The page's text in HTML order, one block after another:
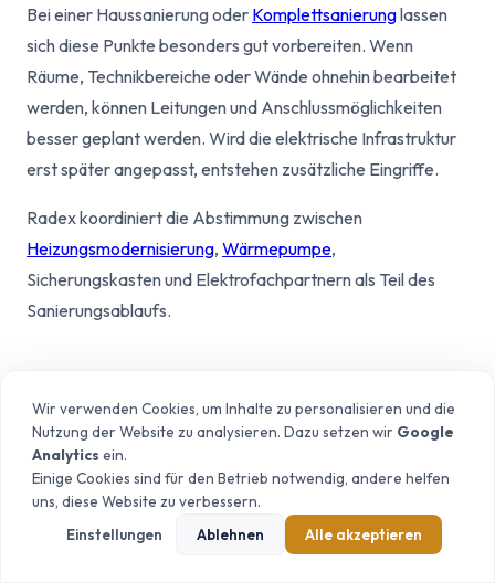
Bei einer Haussanierung oder Komplettsanierunglassen
sich diese Punkte besonders gut vorbereiten. Wenn
Räume, Technikbereiche oder Wände ohnehin bearbeitet
werden, können Leitungen und Anschlussmöglichkeiten
besser geplant werden. Wird die elektrische Infrastruktur
erst später angepasst, entstehen zusätzliche Eingriffe.
Radex koordiniert die Abstimmung zwischen
Heizungsmodernisierung, Wärmepumpe,
Sicherungskasten und Elektrofachpartnern als Teil des
Sanierungsablaufs.
Sicherungskasten und Wallbox-
Wir verwenden Cookies, um Inhalte zu personalisieren und die
Nutzung der Website zu analysieren. Dazu setzen wir Google
Analytics ein.
Einige Cookies sind für den Betrieb notwendig, andere helfen
uns, diese Website zu verbessern.
Einstellungen Ablehnen Alle akzeptieren